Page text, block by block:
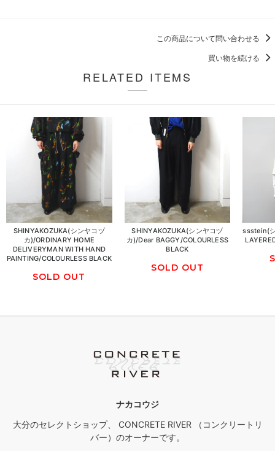
この商品について問い合わせる
買い物を続ける
RELATED ITEMS
SHINYAKOZUKA(シンヤコヅ
カ)/ORDINARY HOME
DELIVERYMAN WITH HAND
PAINTING/COLOURLESS BLACK
SOLD OUT
SHINYAKOZUKA(シンヤコヅ
カ)/Dear BAGGY/COLOURLESS
BLACK
SOLD OUT
ssstein(
ナカコウジ
大分のセレクトショップ、 CONCRETE RIVER （コンクリートリ
バー）のオーナーです。